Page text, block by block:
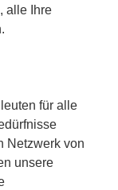
alle Ihre
für alle
Netzwerk von
unsere